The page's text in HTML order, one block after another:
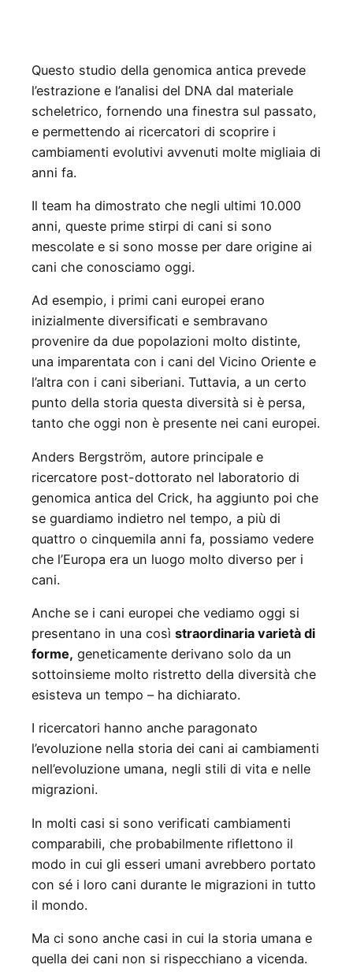
Questo studio della genomica antica prevede
l’estrazione e l’analisi del DNA dal materiale
scheletrico, fornendo una finestra sul passato,
e permettendo ai ricercatori di scoprire i
cambiamenti evolutivi avvenuti molte migliaia di
anni fa.
Il team ha dimostrato che negli ultimi 10.000
anni, queste prime stirpi di cani si sono
mescolate e si sono mosse per dare origine ai
cani che conosciamo oggi.
Ad esempio, i primi cani europei erano
inizialmente diversificati e sembravano
provenire da due popolazioni molto distinte,
una imparentata con i cani del Vicino Oriente e
l’altra con i cani siberiani. Tuttavia, a un certo
punto della storia questa diversità si è persa,
tanto che oggi non è presente nei cani europei.
Anders Bergström, autore principale e
ricercatore post-dottorato nel laboratorio di
genomica antica del Crick, ha aggiunto poi che
se guardiamo indietro nel tempo, a più di
quattro o cinquemila anni fa, possiamo vedere
che l’Europa era un luogo molto diverso per i
cani.
Anche se i cani europei che vediamo oggi si
presentano in una così straordinaria varietà di
forme, geneticamente derivano solo da un
sottoinsieme molto ristretto della diversità che
esisteva un tempo – ha dichiarato.
I ricercatori hanno anche paragonato
l’evoluzione nella storia dei cani ai cambiamenti
nell’evoluzione umana, negli stili di vita e nelle
migrazioni.
In molti casi si sono verificati cambiamenti
comparabili, che probabilmente riflettono il
modo in cui gli esseri umani avrebbero portato
con sé i loro cani durante le migrazioni in tutto
il mondo.
Ma ci sono anche casi in cui la storia umana e
quella dei cani non si rispecchiano a vicenda.